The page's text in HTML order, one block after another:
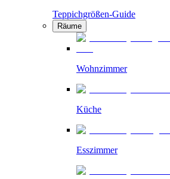
Teppichgrößen-Guide
Räume
Wohnzimmer
Küche
Esszimmer